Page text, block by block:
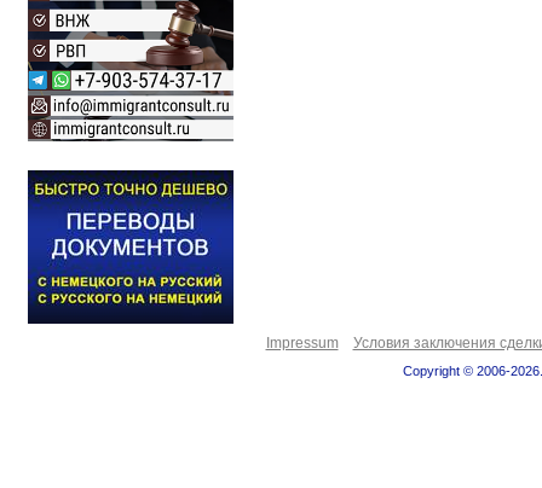
Impressum Условия заключения
Copyright © 2006-